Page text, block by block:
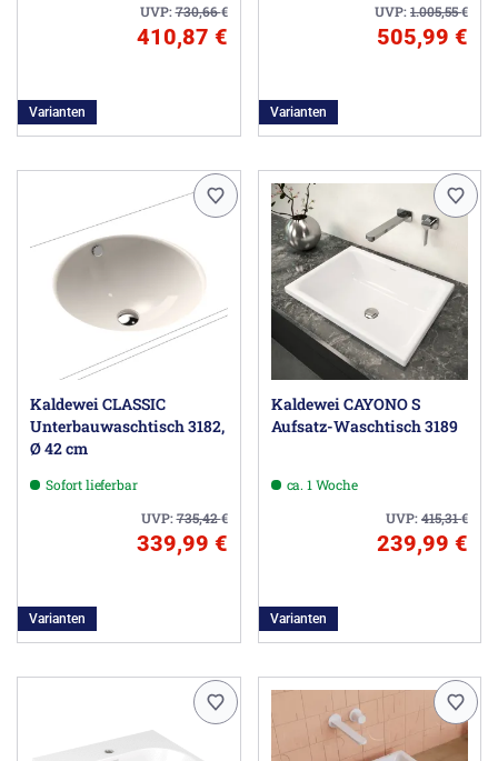
UVP:730,66€
410,87 €
Varianten
UVP:1.005,55€
505,99 €
Varianten
Kaldewei CLASSIC
Unterbauwaschtisch 3182,
Ø 42 cm
Sofort lieferbar
UVP:735,42€
339,99 €
Varianten
Kaldewei CAYONO S
Aufsatz-Waschtisch 3189
ca. 1 Woche
UVP:415,31€
239,99 €
Varianten